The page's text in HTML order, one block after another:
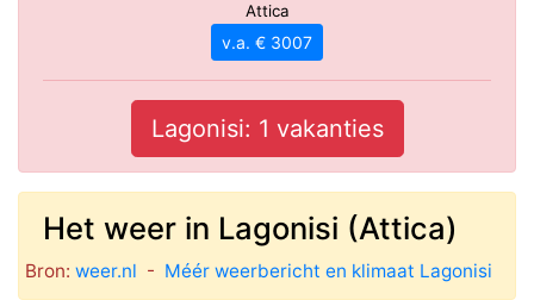
Attica
v.a. € 3007
Lagonisi: 1 vakanties
Het weer in Lagonisi (Attica)
Bron: weer.nl - Méér weerbericht en klimaat Lagonisi